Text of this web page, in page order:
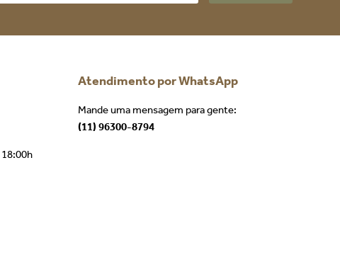
18:00h
Atendimento por WhatsApp
Mande uma mensagem para gente:
(11) 96300-8794